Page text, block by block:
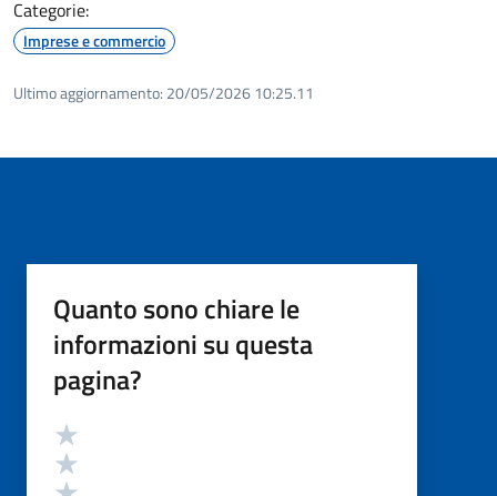
Categorie:
Imprese e commercio
Ultimo aggiornamento: 20/05/2026 10:25.11
Quanto sono chiare le
informazioni su questa
pagina?
Valutazione